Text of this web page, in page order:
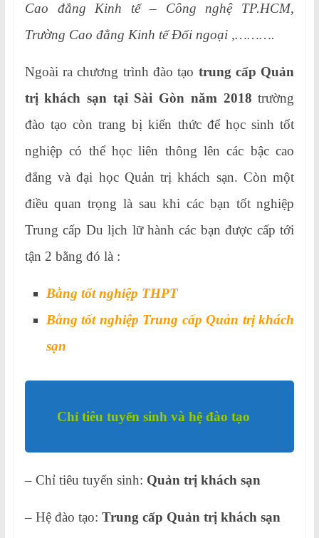
Cao đẳng Kinh tế – Công nghệ TP.HCM,
Trường Cao đẳng Kinh tế Đối ngoại ,……….
Ngoài ra chương trình đào tạo trung cấp Quản
trị khách sạn tại Sài Gòn năm 2018 trường
đào tạo còn trang bị kiến thức để học sinh tốt
nghiệp có thể học liên thông lên các bậc cao
đẳng và đại học Quản trị khách sạn. Còn một
điều quan trọng là sau khi các bạn tốt nghiệp
Trung cấp Du lịch lữ hành các bạn được cấp tới
tận 2 bằng đó là :
Bằng tốt nghiệp THPT
Bằng tốt nghiệp Trung cấp Quản trị khách
sạn
Chỉ tiêu tuyển sinh và hệ đào tạo
– Chỉ tiêu tuyển sinh: Quản trị khách sạn
– Hệ đào tạo: Trung cấp Quản trị khách sạn